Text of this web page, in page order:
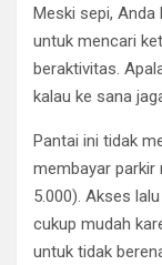
Meski sepi, Anda
untuk mencari
beraktivitas.
kalau ke sana
Pantai ini tidak
membayar parkir
5.000). Akses
cukup mudah
untuk tidak